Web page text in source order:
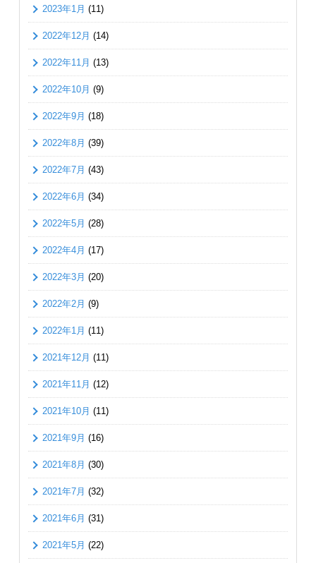
2023年1月 (11)
2022年12月 (14)
2022年11月 (13)
2022年10月 (9)
2022年9月 (18)
2022年8月 (39)
2022年7月 (43)
2022年6月 (34)
2022年5月 (28)
2022年4月 (17)
2022年3月 (20)
2022年2月 (9)
2022年1月 (11)
2021年12月 (11)
2021年11月 (12)
2021年10月 (11)
2021年9月 (16)
2021年8月 (30)
2021年7月 (32)
2021年6月 (31)
2021年5月 (22)